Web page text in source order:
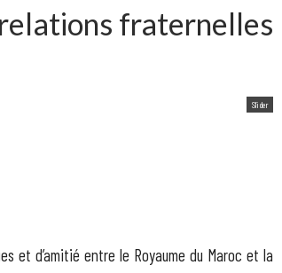
fraternelles
Slider
et d’amitié entre le Royaume du Maroc et la